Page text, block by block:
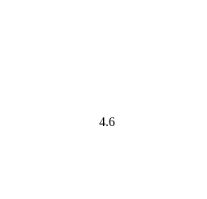
4.6